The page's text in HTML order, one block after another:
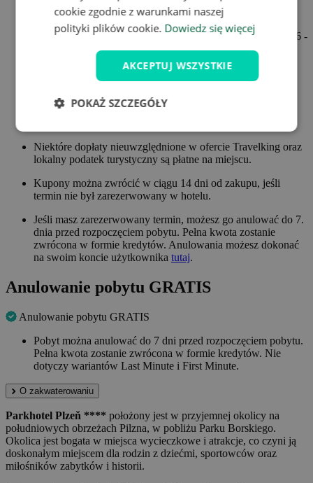
Kupon nie może zostać zrealizowany w terminie 24.12.2026 -
26.12.2026 i 31.12.2026 - 1.01.2027.
Dzieci do 2,9 lat gratis - bez dodatkowego łóżka i posiłków.
Dzieci do 17,9 lat 700 Kč/noc - w tym dodatkowe łóżko i
śniadanie.
Osoba powyżej 18 roku życia 700 Kč/noc - w tym
Niektóre dopłaty nieuwzględnione w ofercie Travelking oraz
lokalny podatek turystyczny są płatne na miejscu.
Kupony można zwrócić w ciągu 14 dni od zakupu, jeśli
termin nie był zarezerwowany w hotelu.
Jeśli masz zarezerwowany termin, możesz go anulować do 7.
dnia przed rozpoczęciem pobytu. Pełna kwota zostanie
zwrócona w formie kredytów. Anulowania możesz dokonać
na swoim koncie użytkownika tutaj.
Anulowanie pobytu GRATIS
Anulowanie pobytu GRATIS
Pobyt można anulować do 7 dni przed rozpoczęciem pobytu.
Pełna kwota zostanie zwrócona w formie kredytów. Nie
dotyczy wariantów Last Minute i First Minute.
O zakwaterowaniu
Parkhotel Plzeň **** położony jest w przyjemnej okolicy na
południowych obrzeżach Pilzna, w pobliżu Parku Borskiego.
Okolica jest bogata w miejsca wycieczkowe i atrakcje, co czyni ją
doskonałym miejscem dla rodzin z dziećmi, sportowców oraz
miłośników zabytków i historii.
cookie zgodnie z warunkami naszej
polityki plików cookie. Dowiedz się więcej
AKCEPTUJ WSZYSTKIE
POKAŻ SZCZEGÓŁY